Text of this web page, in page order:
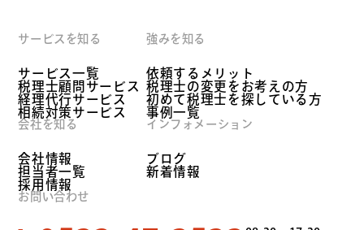
サービスを知る
サービス一覧
税理士顧問サービス
経理代行サービス
相続対策サービス
強みを知る
依頼するメリット
税理士の変更をお考えの方
初めて税理士を探している方
事例一覧
会社を知る
会社情報
担当者一覧
採用情報
インフォメーション
ブログ
新着情報
お問い合わせ